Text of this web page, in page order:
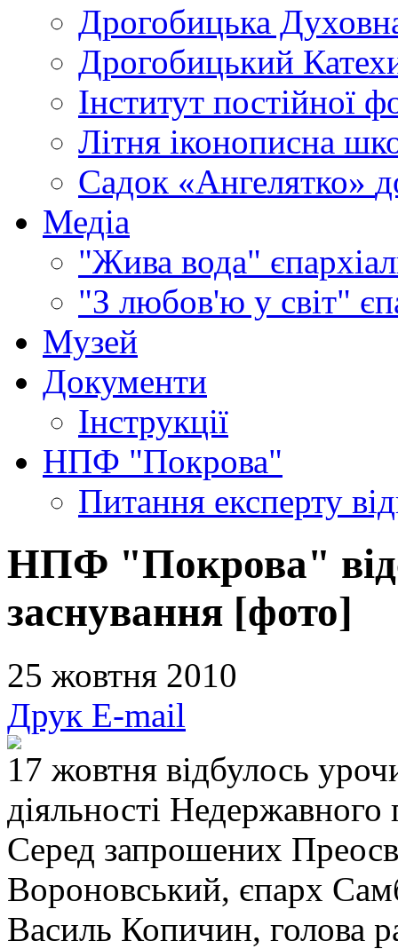
Дрогобицька
Дрогобицький
Інститут постійної
Літня іконописна
Садок «Ангелятко»
Медіа
"Жива вода"
"З любов'ю у світ"
Музей
Документи
Інструкції
НПФ "Покрова"
Питання експерту
НПФ "Покрова"
заснування [фото]
25 жовтня 2010
Друк E-mail
17 жовтня відбулось
діяльності
Серед запрошених
Вороновський, єпарх
Василь Копичин, голова